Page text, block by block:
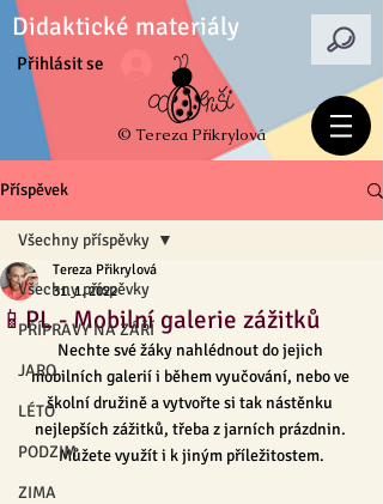
Didaktické materiály
Přihlásit se
© Tereza Přikrylová
Příspěvek
Všechny příspěvky
PŘÍPRAVY NA ZÁŘÍ
JARO
LÉTO
PODZIM
ZIMA
Všechny příspěvky
📱PL - Mobilní galerie zážitků
Tereza Přikrylová
31. 1. 2022
Nechte své žáky nahlédnout do jejich
mobilních galerií i během vyučování, nebo ve
školní družině a vytvořte si tak nástěnku
nejlepších zážitků, třeba z jarních prázdnin.
Můžete využít i k jiným příležitostem.